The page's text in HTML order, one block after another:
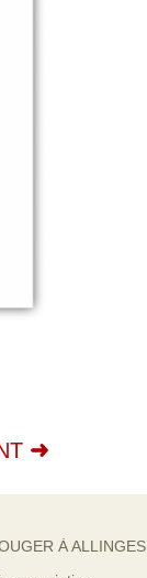
À ALLINGES